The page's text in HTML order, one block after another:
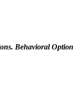
Behavioral Option